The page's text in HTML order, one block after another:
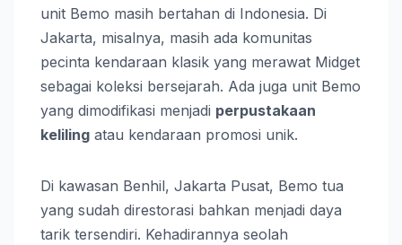
unit Bemo masih bertahan di Indonesia. Di
Jakarta, misalnya, masih ada komunitas
pecinta kendaraan klasik yang merawat Midget
sebagai koleksi bersejarah. Ada juga unit Bemo
yang dimodifikasi menjadi perpustakaan
keliling atau kendaraan promosi unik.
Di kawasan Benhil, Jakarta Pusat, Bemo tua
yang sudah direstorasi bahkan menjadi daya
tarik tersendiri. Kehadirannya seolah